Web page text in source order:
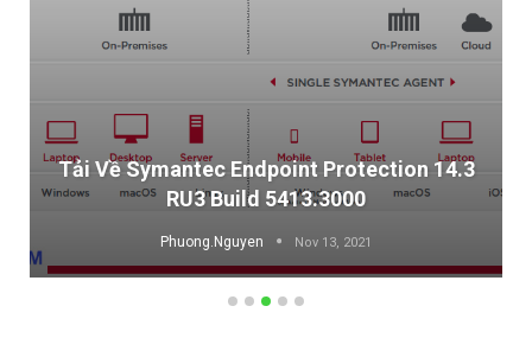
Tải Về Symantec Endpoint Protection 14.3
RU3 Build 5413.3000
Phuong.Nguyen Nov 13, 2021